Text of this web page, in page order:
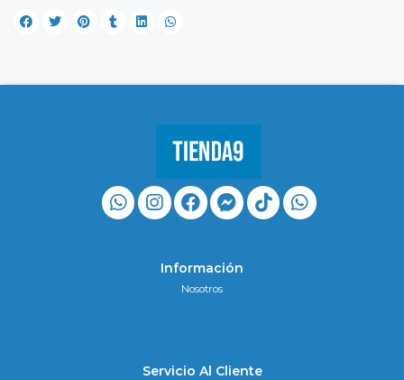
Información
Nosotros
Servicio Al Cliente